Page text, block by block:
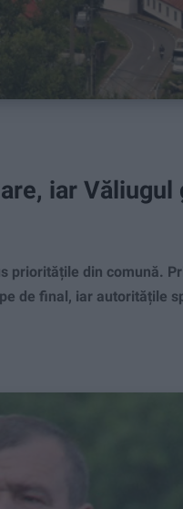
iar Văliugul
prioritățile din comună.
de final, iar autoritățile